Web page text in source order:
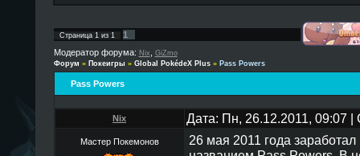
Страница 1из 1
1
Модератор форума: Nix
GiZmo
Форум » Покеигры » Global PokédeX Plus » Pass Powers
Pass Powers
Nix Дата: Пн, 26.12.2011, 09:07
Мастер Покемонов
26 мая 2011 года